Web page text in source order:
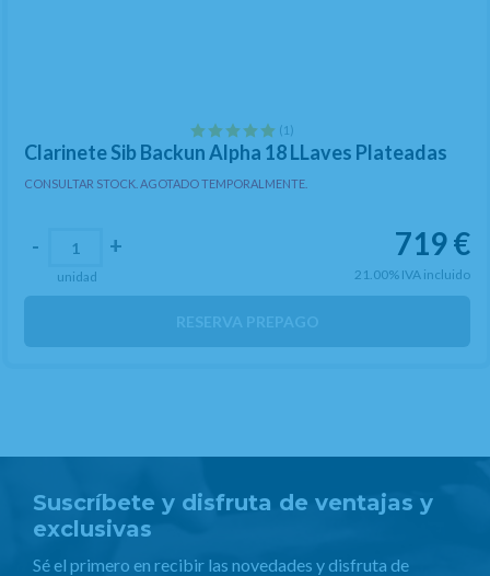
(1)
Clarinete Sib Backun Alpha 18 LLaves Plateadas
CONSULTAR STOCK. AGOTADO TEMPORALMENTE.
719€
21.00% IVA incluido
- +
unidad
RESERVA PREPAGO
Suscríbete y disfruta de ventajas y
exclusivas
Sé el primero en recibir las novedades y disfruta de